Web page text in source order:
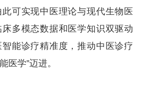
可实现中医理论与现代生物医
多模态数据和医学知识双驱动
能诊疗精准度，推动中医诊疗
医学”迈进。